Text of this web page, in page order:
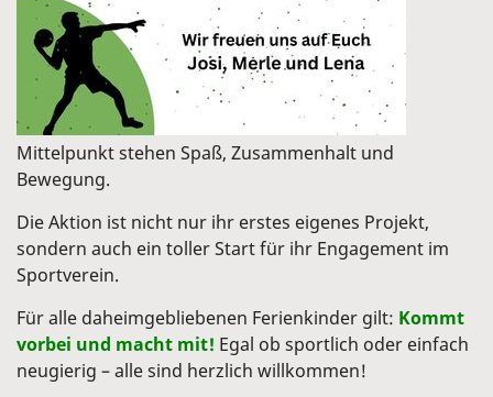
Mittelpunkt stehen Spaß, Zusammenhalt und
Bewegung.
Die Aktion ist nicht nur ihr erstes eigenes Projekt,
sondern auch ein toller Start für ihr Engagement im
Sportverein.
Für alle daheimgebliebenen Ferienkinder gilt: Kommt
vorbei und macht mit! Egal ob sportlich oder einfach
neugierig – alle sind herzlich willkommen!